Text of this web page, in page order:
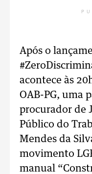
Após o
acontece às
OAB-PG, uma
procurador de
Público do
Mendes da
movimento
manual